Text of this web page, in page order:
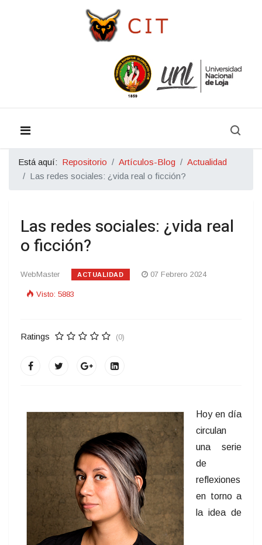
Está aquí: Repositorio Artículos-Blog
Actualidad
Las redes sociales: ¿vida real o ficción?
Las redes sociales: ¿vida real
o ficción?
WebMaster ACTUALIDAD 07 Febrero 2024
Visto: 5883
Ratings (0)
Hoy en día
circulan
una serie
de
reflexiones
en torno a
la idea de